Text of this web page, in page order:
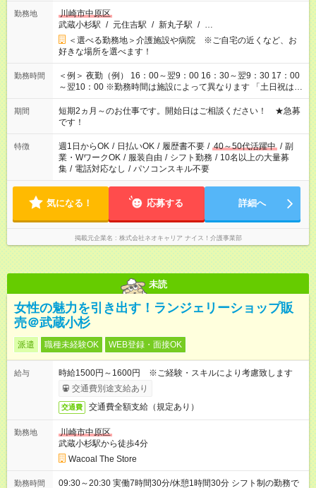
勤務地
川崎市中原区
武蔵小杉駅 / 元住吉駅 / 新丸子駅 / …
＜選べる勤務地＞介護施設や病院 ※ご自宅の近くなど、お
好きな場所を選べます！
勤務時間
＜例＞ 夜勤（例） 16：00～翌9：00 16：30～翌9：30 17：00
～翌10：00 ※勤務時間は施設によって異なります 「土日祝は休
みたい」 「しっかり稼ぎたい」 「もう少し遅い時間から始めた
い」など ご希望にあったお仕事をご案内いたします。 ※未経験
の方の場合は1～2ヶ月間は日中での仕事を経験いただき、 お
仕事に慣れてからの夜勤になります。 ★家庭の都合でお休みが
必要な場合も遠慮なくご相談ください。
期間
短期2ヵ月～のお仕事です。開始日はご相談ください！ ★急募
です！
特徴 週1日からOK / 日払いOK / 履歴書不要 / 40～50代活躍中 / 副
業・WワークOK / 服装自由 / シフト勤務 / 10名以上の大量募
集 / 電話対応なし / パソコンスキル不要
気になる！ 応募する 詳細へ
掲載元企業名 株式会社ネオキャリア ナイス！介護事業部
未読
女性の魅力を引き出す！ランジェリーショップ販
売＠武蔵小杉
派遣 職種未経験OK WEB登録・面接OK
給与
時給1500円～1600円 ※ご経験・スキルにより考慮致します
交通費別途支給あり
交通費 交通費全額支給（規定あり）
勤務地
川崎市中原区
武蔵小杉駅から徒歩4分
Wacoal The Store
勤務時間
09:30～20:30 実働7時間30分/休憩1時間30分 シフト制の勤務で